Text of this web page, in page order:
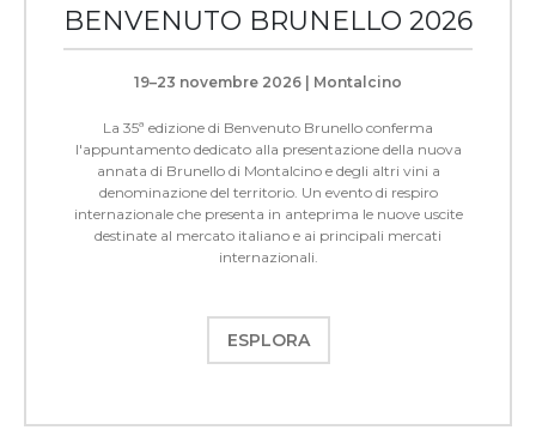
BENVENUTO BRUNELLO 2026
19–23 novembre 2026 | Montalcino
La 35ª edizione di Benvenuto Brunello conferma
l'appuntamento dedicato alla presentazione della nuova
annata di Brunello di Montalcino e degli altri vini a
denominazione del territorio. Un evento di respiro
internazionale che presenta in anteprima le nuove uscite
destinate al mercato italiano e ai principali mercati
internazionali.
ESPLORA